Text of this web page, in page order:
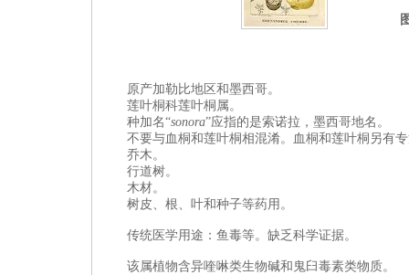
原产加勒比地区和墨西哥。
莲叶桐科莲叶桐属。
种加名“sonora”应指的是索诺拉，墨西哥地名。
不要与血桐和莲叶桐相混淆。血桐和莲叶桐另有
乔木。
行道树。
木材。
树皮、根、叶和种子等药用。
传统医学用途：鱼毒等。缺乏科学证据。
该属植物含异喹啉类生物碱和鬼臼毒素类物质。